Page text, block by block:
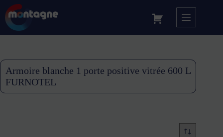
Armoire blanche 1 porte positive vitrée 600 L
FURNOTEL